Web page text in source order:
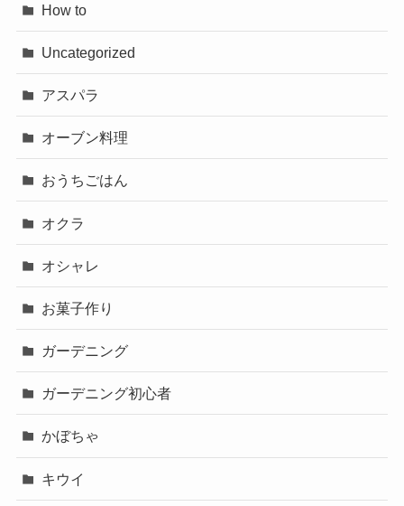
How to
Uncategorized
アスパラ
オーブン料理
おうちごはん
オクラ
オシャレ
お菓子作り
ガーデニング
ガーデニング初心者
かぼちゃ
キウイ